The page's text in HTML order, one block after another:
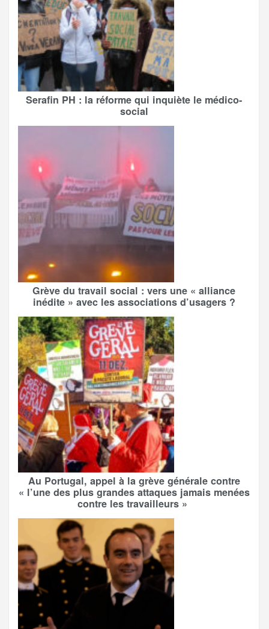
Serafin PH : la réforme qui inquiète le médico-
social
Grève du travail social : vers une « alliance
inédite » avec les associations d’usagers ?
Au Portugal, appel à la grève générale contre
« l’une des plus grandes attaques jamais menées
contre les travailleurs »